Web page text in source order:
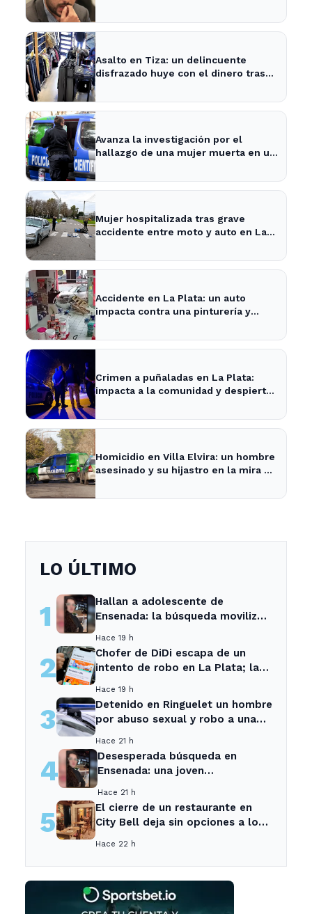
Asalto en Tiza: un delincuente
disfrazado huye con el dinero tras
Avanza la investigación por el
hallazgo de una mujer muerta en un
Mujer hospitalizada tras grave
accidente entre moto y auto en La
Accidente en La Plata: un auto
impacta contra una pinturería y
Crimen a puñaladas en La Plata:
impacta a la comunidad y despierta
Homicidio en Villa Elvira: un hombre
asesinado y su hijastro en la mira de
LO ÚLTIMO
1
Hallan a adolescente de
Ensenada: la búsqueda movilizó
Hace 19 h
2
Chofer de DiDi escapa de un
intento de robo en La Plata; la
Hace 19 h
3
Detenido en Ringuelet un hombre
por abuso sexual y robo a una
Hace 21 h
4
Desesperada búsqueda en
Ensenada: una joven
Hace 21 h
5
El cierre de un restaurante en
City Bell deja sin opciones a los
Hace 22 h